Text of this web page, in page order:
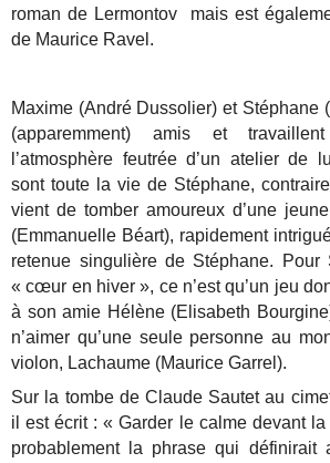
roman de Lermontov mais est
de Maurice Ravel.
Maxime (André Dussolier) et Stéphane
(apparemment) amis et
l’atmosphère feutrée d’un atelier de
sont toute la vie de Stéphane,
vient de tomber amoureux d’une
(Emmanuelle Béart), rapidement
retenue singulière de Stéphane. Pour
« cœur en hiver », ce n’est qu’un jeu
à son amie Hélène (Elisabeth
n’aimer qu’une seule personne au
violon, Lachaume (Maurice Garrel).
Sur la tombe de Claude Sautet au
il est écrit : « Garder le calme devant
probablement la phrase qui définirait